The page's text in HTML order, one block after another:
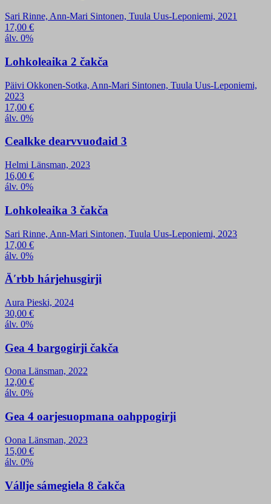
Sari Rinne, Ann-Mari Sintonen, Tuula Uus-Leponiemi, 2021
17,00 €
álv. 0%
Lohkoleaika 2 čakča
Päivi Okkonen-Sotka, Ann-Mari Sintonen, Tuula Uus-Leponiemi,
2023
17,00 €
álv. 0%
Cealkke dearvvuođaid 3
Helmi Länsman, 2023
16,00 €
álv. 0%
Lohkoleaika 3 čakča
Sari Rinne, Ann-Mari Sintonen, Tuula Uus-Leponiemi, 2023
17,00 €
álv. 0%
Äʹrbb hárjehusgirji
Aura Pieski, 2024
30,00 €
álv. 0%
Gea 4 bargogirji čakča
Oona Länsman, 2022
12,00 €
álv. 0%
Gea 4 oarjesuopmana oahppogirji
Oona Länsman, 2023
15,00 €
álv. 0%
Vállje sámegiela 8 čakča